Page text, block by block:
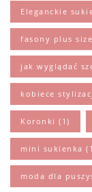
Eleganckie
fasony plus size
jak wyglądać
kobiece
Koronki (1)
mini sukienka
moda dla